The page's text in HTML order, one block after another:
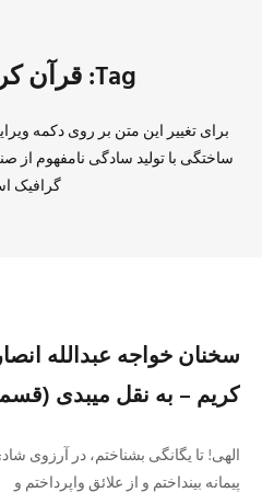
Tag: قرآن كريم ميبدى
برای تغییر این متن بر روی دکمه
ساختگی با تولید سادگی نامفهوم از
گرافیک
سخنان خواجه عبدالله
كريم – به نقل ميبدى
الهى! تا يگانگى بشناختم، در آرزوى
پيمانه بينداختم و از علائق واپرداختم و